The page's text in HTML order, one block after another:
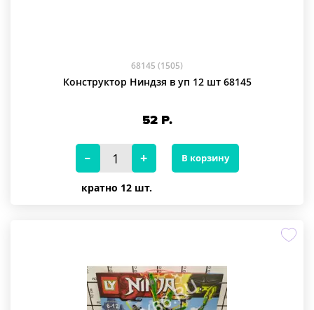
68145 (1505)
Конструктор Ниндзя в уп 12 шт 68145
52Р.
кратно 12 шт.
В корзину